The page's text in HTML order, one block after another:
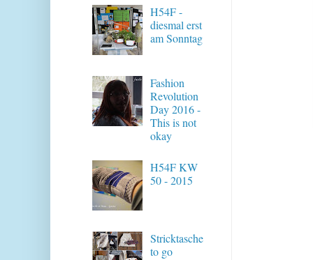
H54F -
diesmal erst
am Sonntag
Fashion
Revolution
Day 2016 -
This is not
okay
H54F KW
50 - 2015
Stricktasche
to go